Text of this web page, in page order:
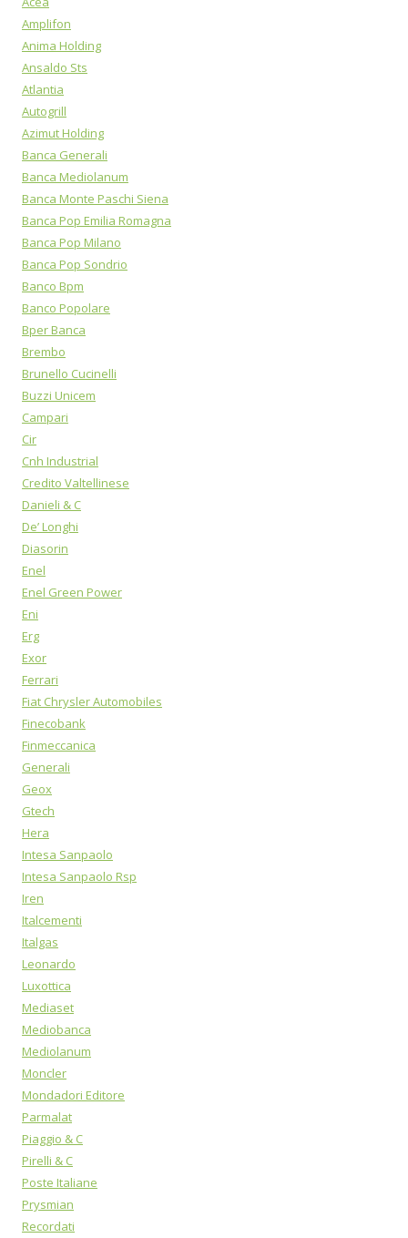
Amplifon
Anima Holding
Ansaldo Sts
Atlantia
Autogrill
Azimut Holding
Banca Generali
Banca Mediolanum
Banca Monte Paschi Siena
Banca Pop Emilia Romagna
Banca Pop Milano
Banca Pop Sondrio
Banco Bpm
Banco Popolare
Bper Banca
Brembo
Brunello Cucinelli
Buzzi Unicem
Campari
Cir
Cnh Industrial
Credito Valtellinese
Danieli & C
De’ Longhi
Diasorin
Enel
Enel Green Power
Eni
Erg
Exor
Ferrari
Fiat Chrysler Automobiles
Finecobank
Finmeccanica
Generali
Geox
Gtech
Hera
Intesa Sanpaolo
Intesa Sanpaolo Rsp
Iren
Italcementi
Italgas
Leonardo
Luxottica
Mediaset
Mediobanca
Mediolanum
Moncler
Mondadori Editore
Parmalat
Piaggio & C
Pirelli & C
Poste Italiane
Prysmian
Recordati